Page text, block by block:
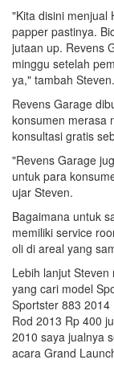
"Kita disini menjual
papper pastinya.
jutaan up. Revens
minggu setelah
ya," tambah Steven.
Revens Garage
konsumen merasa
konsultasi gratis
"Revens Garage
untuk para
ujar Steven.
Bagaimana untuk
memiliki service
oli di areal yang
Lebih lanjut
yang cari model
Sportster 883
Rod 2013 Rp 400
2010 saya jualnya
acara Grand